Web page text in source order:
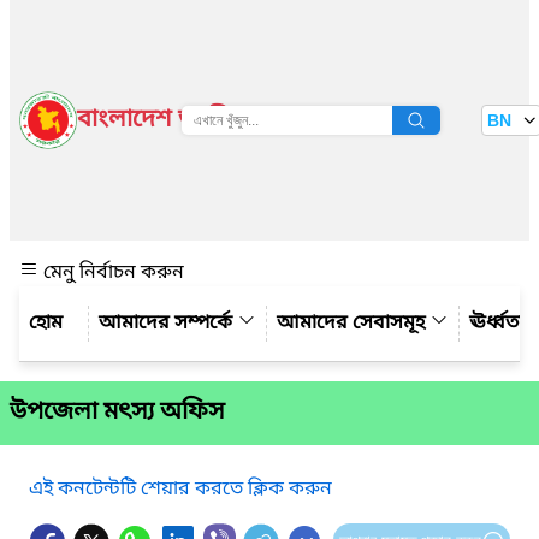
বাংলাদেশ জাতীয় তথ্য বাতায়ন BN
মেনু নির্বাচন করুন
আমাদের সম্পর্কে
আমাদের সেবাসমূহ
উপজেলা মৎস্য অফিস
এই কনটেন্টটি শেয়ার করতে ক্লিক করুন